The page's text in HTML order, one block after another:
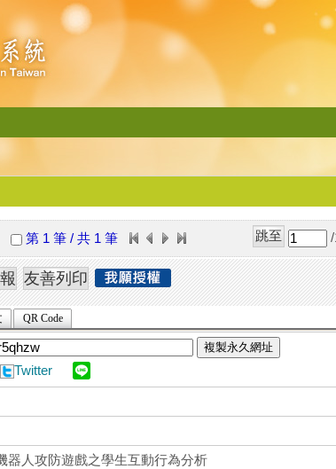
第 1 筆 / 共 1 筆 /
QR Code
複製永久網址
Twitter
器人攻防遊戲之學生互動行為分析